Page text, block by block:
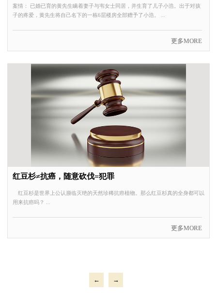
案情： 已婚已育的黄先生瞒着妻子与韦女士同居，并生育了儿子小浩。出于对孩
子的疼爱，黄先生将自己名下的一栋6层楼房全部赠予了小浩。 ...
更多MORE
红豆杉≠抗癌，随意砍伐=犯罪
红豆杉是世界上公认濒临灭绝的天然珍稀抗癌植物。那么红豆杉真的全身都可以
用来抗癌吗？ ...
更多MORE
← →